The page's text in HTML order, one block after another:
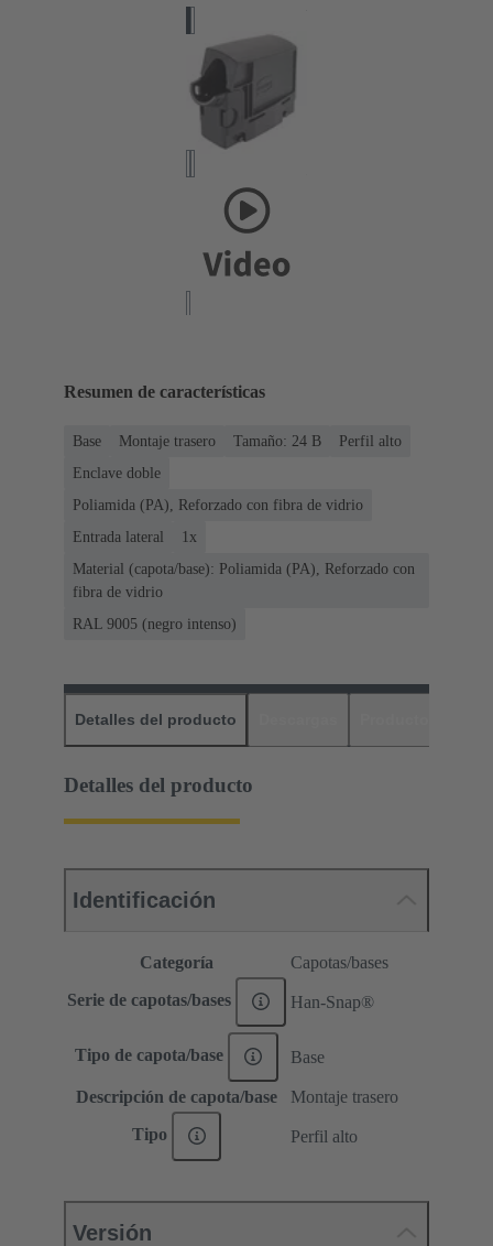
Resumen de características
Base Montaje trasero Tamaño: 24 B
Perfil alto
Enclave doble
Poliamida (PA), Reforzado con fibra de vidrio
Entrada lateral
1x
Material (capota/base): Poliamida (PA), Reforzado con
fibra de vidrio
RAL 9005 (negro intenso)
Detalles del producto
Detalles del producto
Identificación
Categoría Capotas/bases
Serie de capotas/bases Han-Snap®
Tipo de capota/base Base
Descripción de capota/base Montaje trasero
Tipo Perfil alto
Versión